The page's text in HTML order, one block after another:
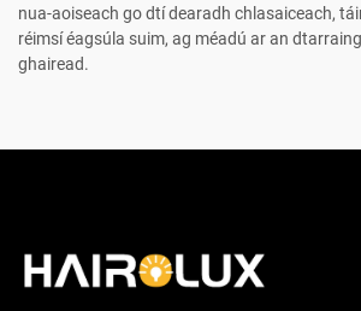
nua-aoiseach go dtí dearadh chlasaiceach,
réimsí éagsúla suim, ag méadú ar an
ghairead.